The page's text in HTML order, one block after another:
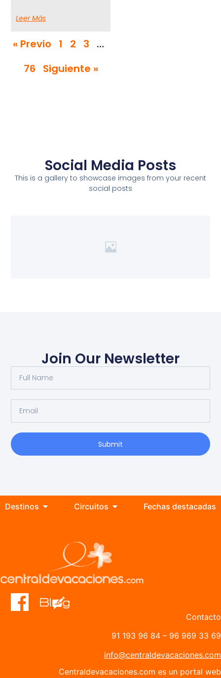
Leer Más
« Previo 1 2 3
…
76
Siguiente »
Social Media Posts
This is a gallery to showcase images from your recent
social posts
Join Our Newsletter
Submit
Destinos Circuitos Fechas destacadas
Contacto
91 193 96 84 – 96 969 33 69
info@centraldevacaciones.com
Centraldevacaciones.com es un portal web